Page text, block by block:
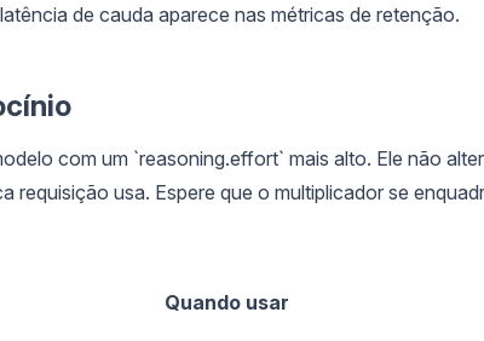
de cauda aparece nas métricas de retenção.
com um `reasoning.effort` mais alto. Ele não
requisição usa. Espere que o multiplicador se
Quando usar